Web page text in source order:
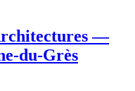
—
du-Grès